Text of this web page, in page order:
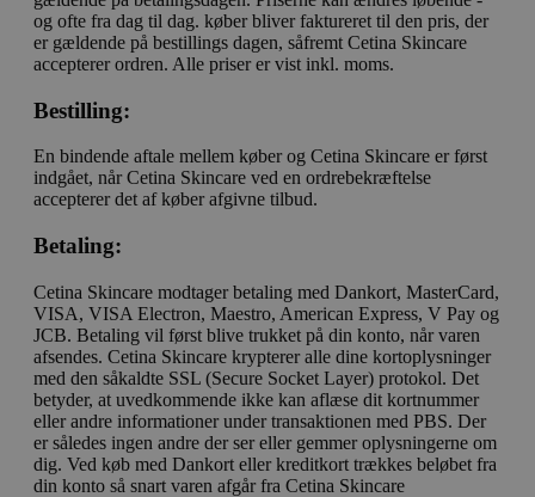
og ofte fra dag til dag. køber bliver faktureret til den pris, der
er gældende på bestillings dagen, såfremt Cetina Skincare
accepterer ordren. Alle priser er vist inkl. moms.
Bestilling:
En bindende aftale mellem køber og Cetina Skincare er først
indgået, når Cetina Skincare ved en ordrebekræftelse
accepterer det af køber afgivne tilbud.
Betaling:
Cetina Skincare modtager betaling med Dankort, MasterCard,
VISA, VISA Electron, Maestro, American Express, V Pay og
JCB. Betaling vil først blive trukket på din konto, når varen
afsendes. Cetina Skincare krypterer alle dine kortoplysninger
med den såkaldte SSL (Secure Socket Layer) protokol. Det
betyder, at uvedkommende ikke kan aflæse dit kortnummer
eller andre informationer under transaktionen med PBS. Der
er således ingen andre der ser eller gemmer oplysningerne om
dig. Ved køb med Dankort eller kreditkort trækkes beløbet fra
din konto så snart varen afgår fra Cetina Skincare